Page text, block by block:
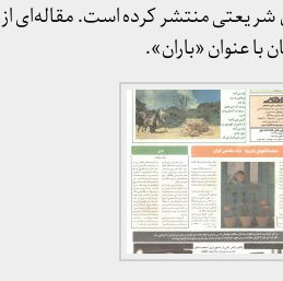
شماره ۱۱ خود دو نوشته پیرامون شریعتی منتشر کرده‌ است. مقاله‌ای از
عنوان «باران».